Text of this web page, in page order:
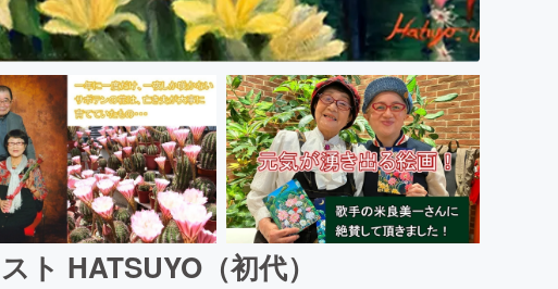
ト HATSUYO（初代）